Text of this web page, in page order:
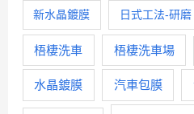
新水晶鍍膜 日式工法-研磨
梧棲洗車 梧棲洗車場
水晶鍍膜 汽車包膜